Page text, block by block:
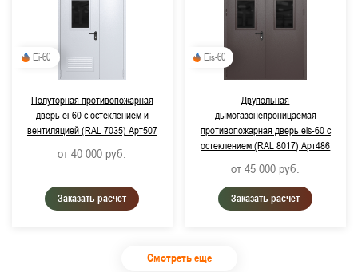
Ei-60
Полуторная противопожарная
дверь ei-60 с остеклением и
вентиляцией (RAL 7035) Арт507
от 40 000 руб.
Заказать расчет
Eis-60
Двупольная
дымогазонепроницаемая
противопожарная дверь eis-60 с
остеклением (RAL 8017) Арт486
от 45 000 руб.
Заказать расчет
Смотреть еще